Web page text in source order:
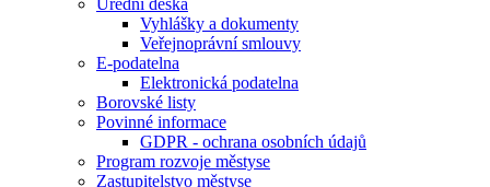
Úřední deska
Vyhlášky a dokumenty
Veřejnoprávní smlouvy
E-podatelna
Elektronická podatelna
Borovské listy
Povinné informace
GDPR - ochrana osobních údajů
Program rozvoje městyse
Zastupitelstvo městyse